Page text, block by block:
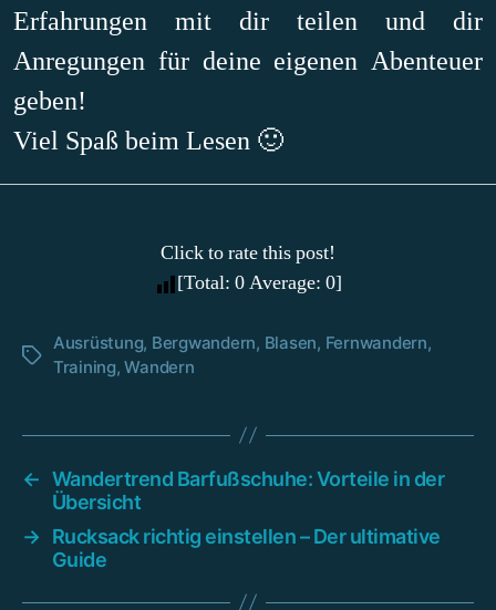
Erfahrungen mit dir teilen und dir
Anregungen für deine eigenen Abenteuer
geben!
Viel Spaß beim Lesen 🙂
Click to rate this post!
[Total: 0Average: 0]
Schlagwörter
Ausrüstung, Bergwandern, Blasen, Fernwandern,
Training,Wandern
← Wandertrend Barfußschuhe: Vorteile in der
Übersicht
→
Rucksack richtig einstellen – Der ultimative
Guide